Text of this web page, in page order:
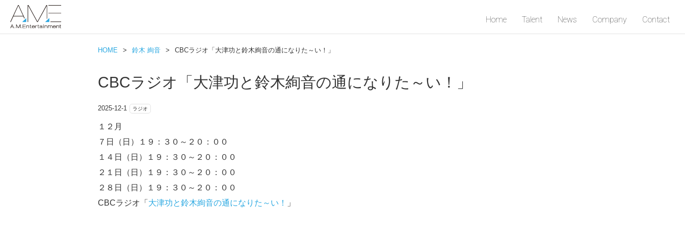
Home Talent News Company Contact
HOME > 鈴木 絢音 > CBCラジオ「大津功と鈴木絢音の通になりた～い！」
CBCラジオ「大津功と鈴木絢音の通になりた～い！」
2025-12-1 ラジオ
１２月
７日（日）１９：３０～２０：００
１４日（日）１９：３０～２０：００
２１日（日）１９：３０～２０：００
２８日（日）１９：３０～２０：００
CBCラジオ「 大津功と鈴木絢音の通になりた～い！ 」